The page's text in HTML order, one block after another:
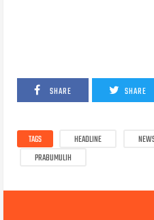
SHARE SHARE
TAGS HEADLINE
PRABUMULIH